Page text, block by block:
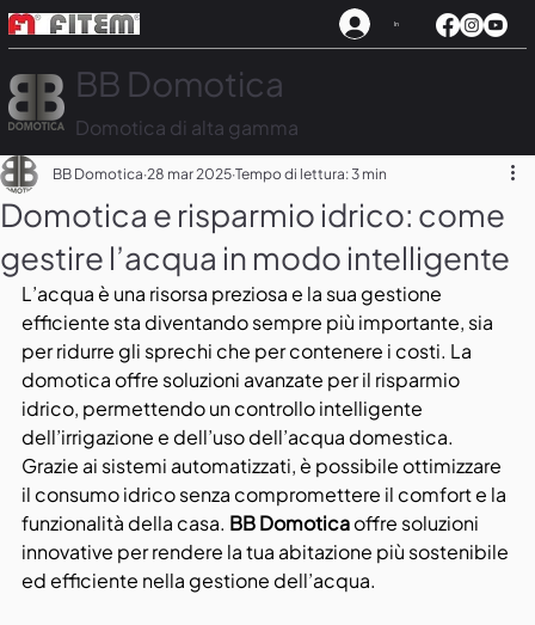
In
BB Domotica
Domotica di alta gamma
Domotica e risparmio idrico: come
gestire l’acqua in modo intelligente
BB Domotica 28 mar 2025 Tempo di lettura: 3 min
L’acqua è una risorsa preziosa e la sua gestione
efficiente sta diventando sempre più importante, sia
per ridurre gli sprechi che per contenere i costi. La
domotica offre soluzioni avanzate per il risparmio
idrico, permettendo un controllo intelligente
dell’irrigazione e dell’uso dell’acqua domestica.
Grazie ai sistemi automatizzati, è possibile ottimizzare
il consumo idrico senza compromettere il comfort e la
funzionalità della casa. BB Domotica offre soluzioni
innovative per rendere la tua abitazione più sostenibile
ed efficiente nella gestione dell’acqua.